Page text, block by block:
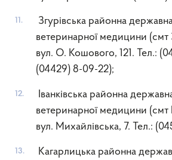
Згурівська районна
ветеринарної медицини (смт
вул. О. Кошового, 121. Тел.:
(04429) 8-09-22);
Іванківська районна
ветеринарної медицини (смт
вул. Михайлівська, 7. Тел.:
Кагарлицька районна